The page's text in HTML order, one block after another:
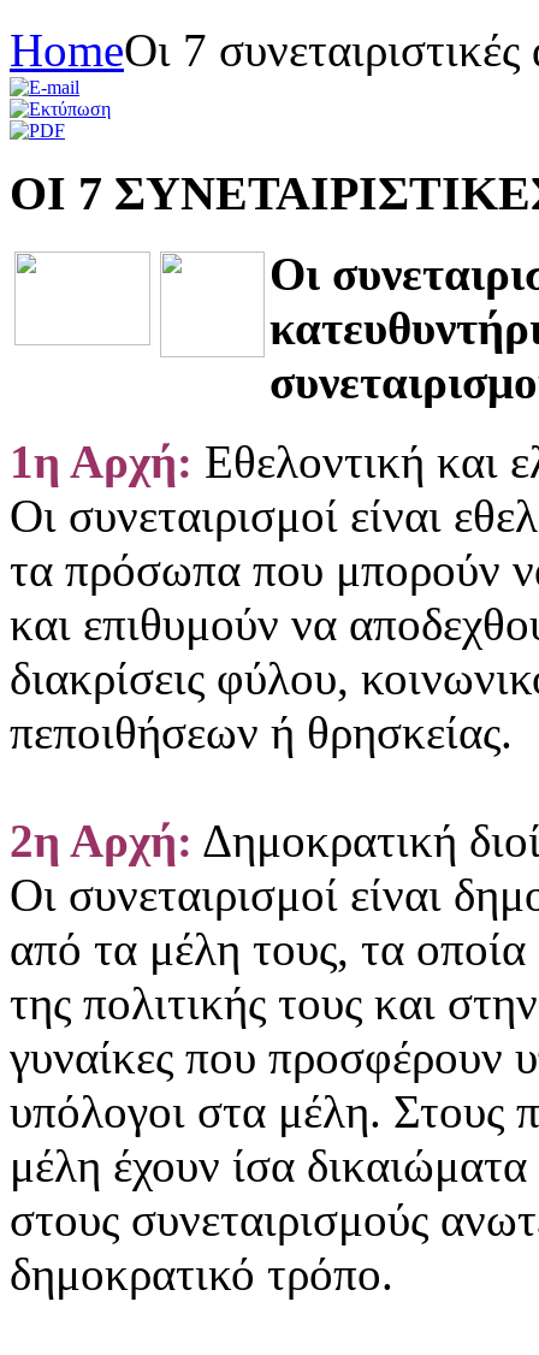
HomeOι 7 συνεταιριστικές
ΟΙ 7
Οι
1η Αρχή: Εθελοντική και
Οι συνεταιρισμοί είναι
τα πρόσωπα που μπορούν
και επιθυμούν να
διακρίσεις φύλου,
πεποιθήσεων ή θρησκείας.
2η Αρχή: Δημοκρατική
Οι συνεταιρισμοί είναι
από τα μέλη τους, τα
της πολιτικής τους και
γυναίκες που προσφέρουν
υπόλογοι στα μέλη. Στους
μέλη έχουν ίσα
στους συνεταιρισμούς
δημοκρατικό τρόπο.